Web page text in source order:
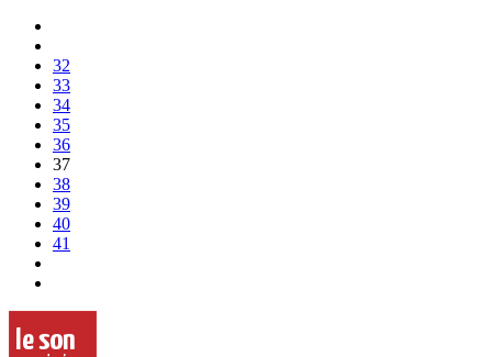
32
33
34
35
36
37
38
39
40
41